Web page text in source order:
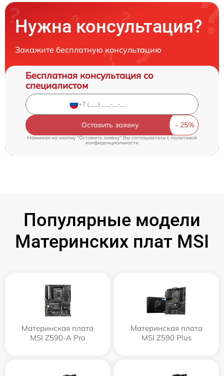
Нужна консультация?
Закажите бесплатную консультацию
Бесплатная консультация со
специалистом
Оставить заявку
Нажимая на кнопку "Оставить заявку" Вы соглашаетесь cполитикой
конфиденциальности
Популярные модели
Материнских плат MSI
Материнская плата
MSI Z590-A Pro
Материнская плата
MSI Z590 Plus